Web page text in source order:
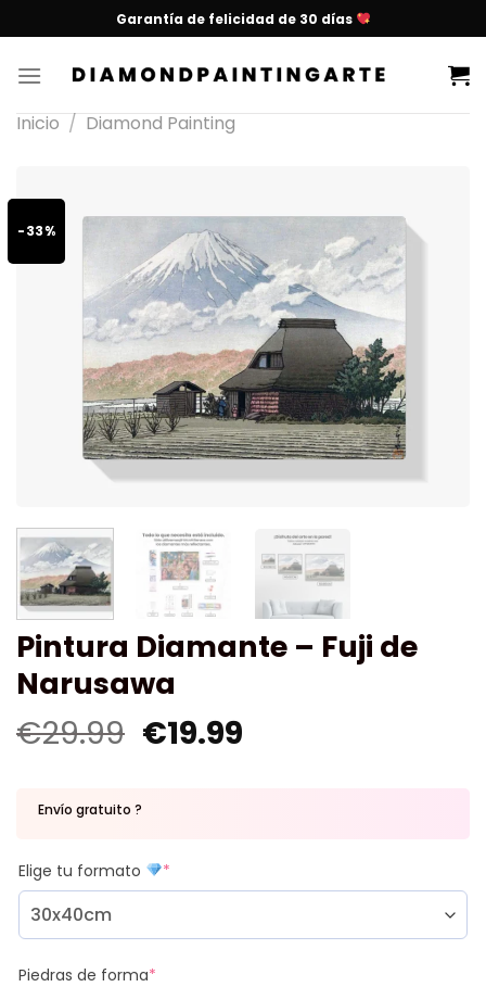
Garantía de felicidad de 30 días
Inicio / Diamond Painting
-33%
Pintura Diamante – Fuji de
Narusawa
€29.99 €19.99
Envío gratuito ?
Elige tu formato *
Piedras de forma*